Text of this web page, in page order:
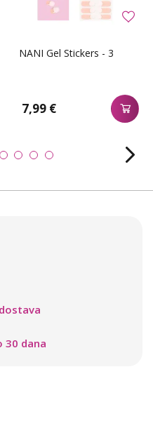
NANI Gel Stickers - 3
7,99 €
30 dana